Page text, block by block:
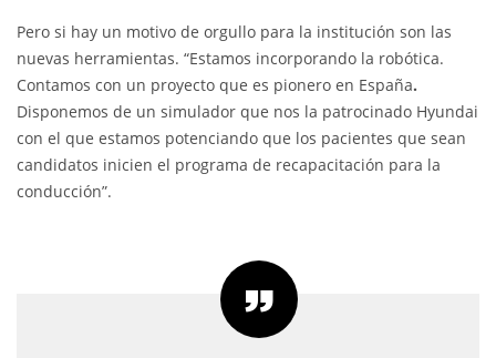
Pero si hay un motivo de orgullo para la institución son las
nuevas herramientas. “Estamos incorporando la robótica.
Contamos con un proyecto que es pionero en España.
Disponemos de un simulador que nos la patrocinado Hyundai
con el que estamos potenciando que los pacientes que sean
candidatos inicien el programa de recapacitación para la
conducción”.